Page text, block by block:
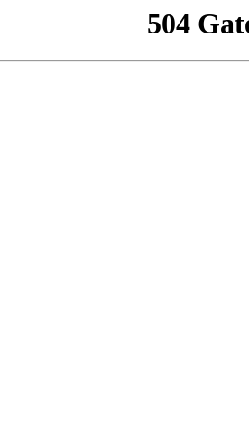
504